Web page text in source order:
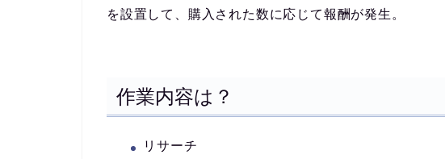
を設置して、購入された数に応じて報酬が発生。
作業内容は？
リサーチ